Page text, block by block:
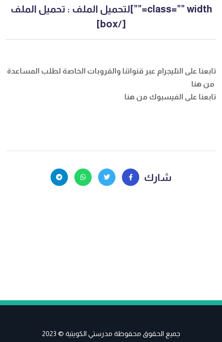
class=”” width=””]لتحميل الملف :
تحميل الملف
[/box]
تابعنا على التليجرام عبر قنواتنا والقروبات الخاصة لطلب المساعدة
من هنا
تابعنا على الفيسبوك من هنا
شارك
جميع الحقوق محفوظة مدرستي الكويتية © 2023